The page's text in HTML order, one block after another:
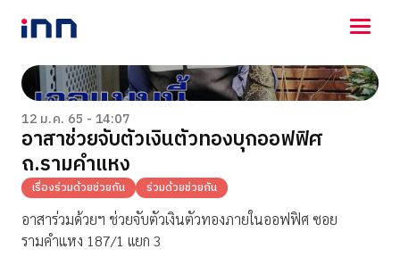
NEWS
ENTERTAINMENT
LIFESTYLE
HOROSCOPE
LOTTERY
VIDEO
ร่วมด้วยช่วยกัน
12 ม.ค. 65 - 14:07
อาสาช่วยจับตัวเงินตัวทองบุกออฟฟิศ
ถ.รามคำแหง
เรื่องร่วมด้วยช่วยกัน ร่วมด้วยช่วยกัน
อาสาร่วมด้วยฯ ช่วยจับตัวเงินตัวทองภายในออฟฟิศ ซอย
รามคำแหง 187/1 เเยก 3